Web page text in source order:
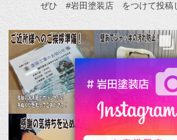
ぜひ #岩田塗装店 をつけて投稿